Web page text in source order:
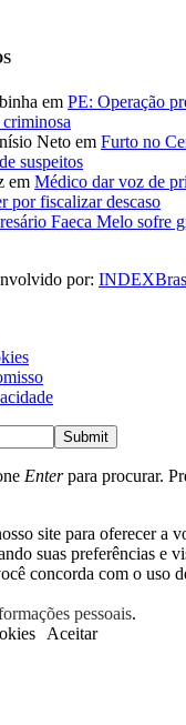
em PE: Operação
Neto em Furto no
suspeitos
em Médico dar voz de
por fiscalizar descaso
Faeca Melo sofre
por:
Submit
Enterpara procurar.
site para oferecer a
suas preferências e
concorda com o uso
pessoais.
Aceitar